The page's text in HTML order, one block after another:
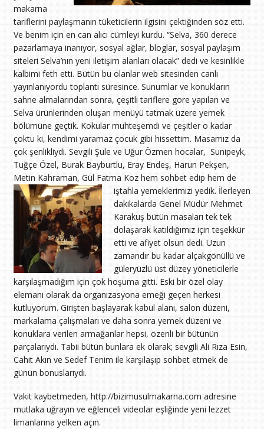
makarna
tariflerini paylaşmanın tüketicilerin ilgisini çektiğinden söz etti.
Ve benim için en can alıcı cümleyi kurdu. “Selva, 360 derece
pazarlamaya inanıyor, sosyal ağlar, bloglar, sosyal paylaşım
siteleri Selva’nın yeni iletişim alanları olacak” dedi ve kesinlikle
kalbimi feth etti. Bütün bu olanlar web sitesinden canlı
yayınlanıyordu toplantı süresince. Sunumlar ve konukların
sahne almalarından sonra, çeşitli tariflere göre yapılan ve
Selva ürünlerinden oluşan menüyü tatmak üzere yemek
bölümüne geçtik. Kokular muhteşemdi ve çeşitler o kadar
çoktu ki, kendimi yaramaz çocuk gibi hissettim. Masamız da
çok şenlikliydi. Sevgili Şule ve Uğur Özmen hocalar, Sunipeyk,
Tuğçe Özel, Burak Bayburtlu, Eray Endeş, Harun Pekşen,
Metin Kahraman, Gül Fatma Koz hem sohbet edip hem de
iştahla yemeklerimizi yedik. İlerleyen
dakikalarda Genel Müdür Mehmet
Karakuş bütün masaları tek tek
dolaşarak katıldığımız için teşekkür
etti ve afiyet olsun dedi. Uzun
zamandır bu kadar alçakgönüllü ve
güleryüzlü üst düzey yöneticilerle
karşılaşmadığım için çok hoşuma gitti. Eski bir özel olay
elemanı olarak da organizasyona emeği geçen herkesi
kutluyorum. Girişten başlayarak kabul alanı, salon düzeni,
markalama çalışmaları ve daha sonra yemek düzeni ve
konuklara verilen armağanlar hepsi, özenli bir bütünün
parçalarıydı. Tabii bütün bunlara ek olarak; sevgili Ali Rıza Esin,
Cahit Akın ve Sedef Tenim ile karşılaşıp sohbet etmek de
günün bonuslarıydı.
Vakit kaybetmeden, http://bizimusulmakarna.com adresine
mutlaka uğrayın ve eğlenceli videolar eşliğinde yeni lezzet
limanlarına yelken açın.